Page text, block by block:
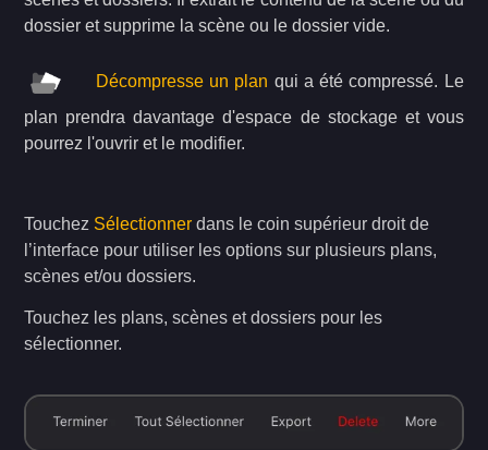
dossier et supprime la scène ou le dossier vide.
Décompresse un plan qui a été compressé. Le
plan prendra davantage d'espace de stockage et vous
pourrez l'ouvrir et le modifier.
Touchez Sélectionner dans le coin supérieur droit de
l’interface pour utiliser les options sur plusieurs plans,
scènes et/ou dossiers.
Touchez les plans, scènes et dossiers pour les
sélectionner.